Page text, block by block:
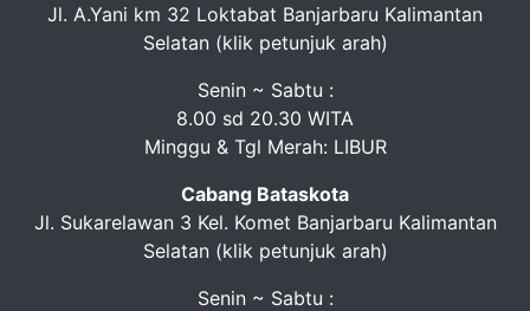
Jl. A.Yani km 32 Loktabat Banjarbaru Kalimantan
Selatan (klik petunjuk arah)
Senin ~ Sabtu :
8.00 sd 20.30 WITA
Minggu & Tgl Merah: LIBUR
Cabang Bataskota
Jl. Sukarelawan 3 Kel. Komet Banjarbaru Kalimantan
Selatan (klik petunjuk arah)
Senin ~ Sabtu :